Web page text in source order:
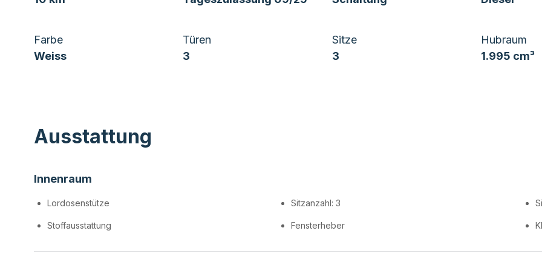
Farbe
Weiss
Türen
3
Sitze
3
Hubraum
1.995 cm³
Ausstattung
Innenraum
Lordosenstütze Sitzanzahl: 3
Stoffausstattung Fensterheber